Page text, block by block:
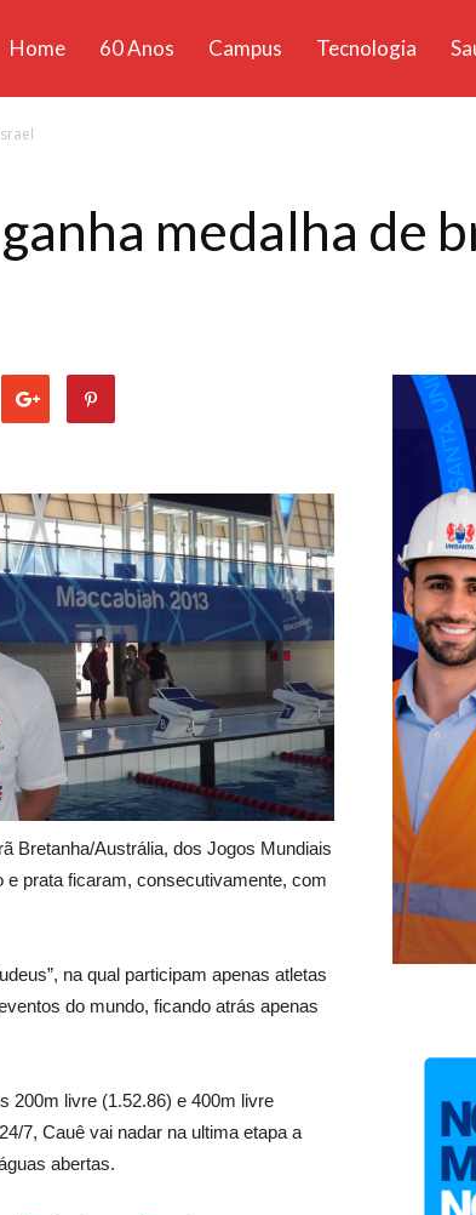
Home 60 Anos Campus Tecnologia
medalha de
Bretanha/Austrália, dos Jogos Mundiais
prata ficaram, consecutivamente, com
na qual participam apenas atletas
do mundo, ficando atrás apenas
200m livre (1.52.86) e 400m livre
7, Cauê vai nadar na ultima etapa a
abertas.